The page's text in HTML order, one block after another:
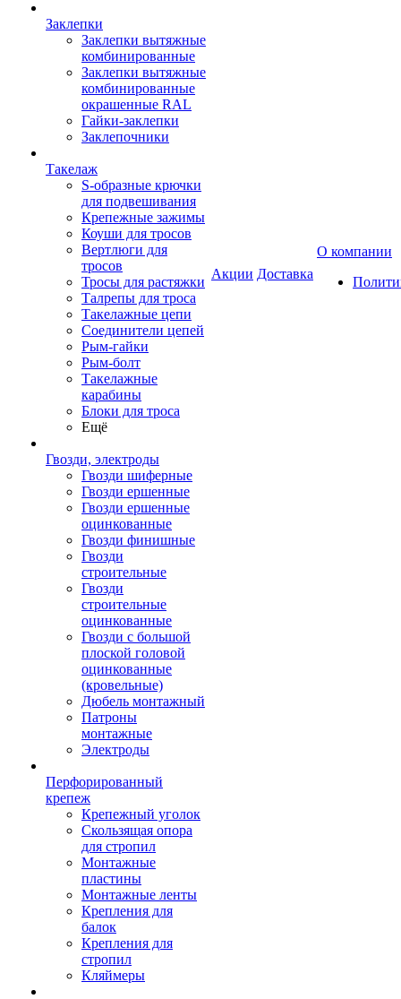
Заклепки
Заклепки вытяжные
комбинированные
Заклепки вытяжные
комбинированные
окрашенные RAL
Гайки-заклепки
Заклепочники
Такелаж
S-образные крючки
для подвешивания
Крепежные зажимы
Коуши для тросов
Вертлюги для
тросов
Тросы для растяжки
Талрепы для троса
Такелажные цепи
Соединители цепей
Рым-гайки
Рым-болт
Такелажные
карабины
Блоки для троса
Ещё
Гвозди, электроды
Гвозди шиферные
Гвозди ершенные
Гвозди ершенные
оцинкованные
Гвозди финишные
Гвозди
строительные
Гвозди
строительные
оцинкованные
Гвозди с большой
плоской головой
оцинкованные
(кровельные)
Дюбель монтажный
Патроны
монтажные
Электроды
Перфорированный
крепеж
Крепежный уголок
Скользящая опора
для стропил
Монтажные
пластины
Монтажные ленты
Крепления для
балок
Крепления для
стропил
Кляймеры
Акции Доставка
О компании